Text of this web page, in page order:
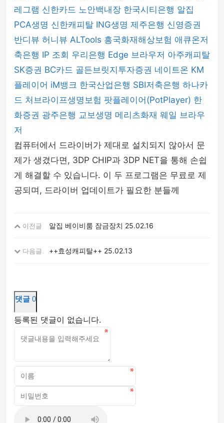
레그램 신한카드 노안백내장 한국시티은행 알집
PCA생명 신한캐피탈 ING생명 제주은행 신영증권
반디뷰 허니뷰 ALTools 흥국화재해상보험 애큐온저
축은행 IP 조회 우리은행 Edge 브라우저 아주캐피탈
SK증권 BC카드 골든브릿지투자증권 네이트온 KM
플레이어 iM뱅크 한국산업은행 SBI저축은행 하나카
드 처브라이프생명보험 팟플레이어(PotPlayer) 한
화증권 광주은행 교보생명 메리츠화재 웨일 브라우
저
컴퓨터에서 드라이버가 제대로 설치되지 않아서 문
제가 생겼다면, 3DP CHIP과 3DP NET을 통해 손쉽
게 해결할 수 있습니다. 이 두 프로그램은 무료로 제
공되며, 드라이버 업데이트가 필요한 분들께
이전글 알집 베이비룸 잠금장치 25.02.16
다음글 ++효성캐피탈++ 25.02.13
댓글 0
등록된 댓글이 없습니다.